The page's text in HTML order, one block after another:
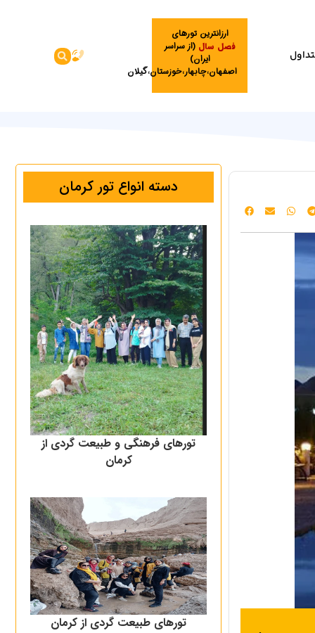
ارزانترین تورهای
فصل سال (از سراسر
ایران)
اصفهان،چابهار،خوزستان،گیلان
دسته انواع تور کرمان
تورهای فرهنگی و طبیعت گردی از
کرمان
تورهای طبیعت گردی از کرمان